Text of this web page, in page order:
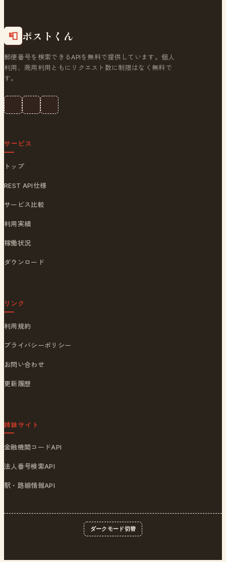
📮 ポストくん
郵便番号を検索できるAPIを無料で提供しています。個人
利用、商用利用ともにリクエスト数に制限はなく無料で
す。
サービス
トップ
REST API仕様
サービス比較
利用実績
稼働状況
ダウンロード
リンク
利用規約
プライバシーポリシー
お問い合わせ
更新履歴
姉妹サイト
金融機関コードAPI
法人番号検索API
駅・路線情報API
ダークモード切替